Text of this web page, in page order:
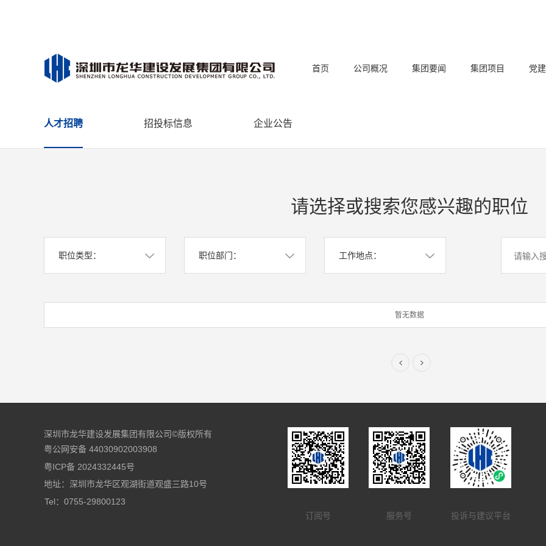
首页 公司概况 集团要闻 集团项目 党
人才招聘 招投标信息 企业公告
请选择或搜索您感兴趣的职位
职位类型： 职位部门： 工作地点：
暂无数据
深圳市龙华建设发展集团有限公司©版权所有
粤公网安备 44030902003908
粤ICP备 2024332445号
地址：深圳市龙华区观湖街道观盛三路10号
Tel：0755-29800123
订阅号
服务号 投诉与建议平台